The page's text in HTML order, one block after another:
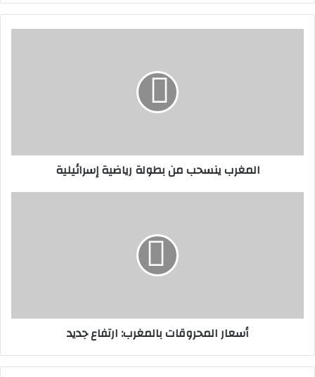
المغرب ينسحب من بطولة رياضية إسرائيلية
أسعار المحروقات بالمغرب: ارتفاع جديد